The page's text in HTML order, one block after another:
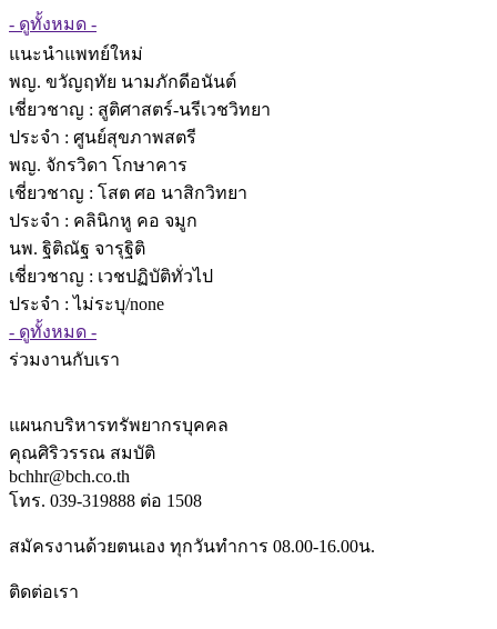
- ดูทั้งหมด -
แนะนำแพทย์ใหม่
พญ. ขวัญฤทัย นามภักดีอนันต์
เชี่ยวชาญ : สูติศาสตร์-นรีเวชวิทยา
ประจำ : ศูนย์สุขภาพสตรี
พญ. จักรวิดา โกษาคาร
เชี่ยวชาญ : โสต ศอ นาสิกวิทยา
ประจำ : คลินิกหู คอ จมูก
นพ. ฐิติณัฐ จารุฐิติ
เชี่ยวชาญ : เวชปฏิบัติทั่วไป
ประจำ : ไม่ระบุ/none
- ดูทั้งหมด -
ร่วมงานกับเรา
แผนกบริหารทรัพยากรบุคคล
คุณศิริวรรณ สมบัติ
bchhr@bch.co.th
โทร. 039-319888 ต่อ 1508
สมัครงานด้วยตนเอง ทุกวันทำการ 08.00-16.00น.
ติดต่อเรา